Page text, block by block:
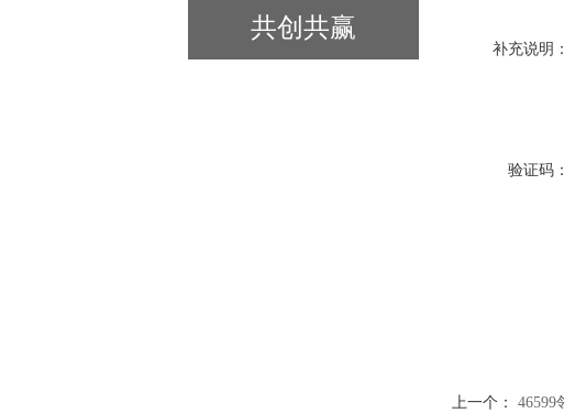
共创共赢
补充说明：
验证码：
上一个： 46599